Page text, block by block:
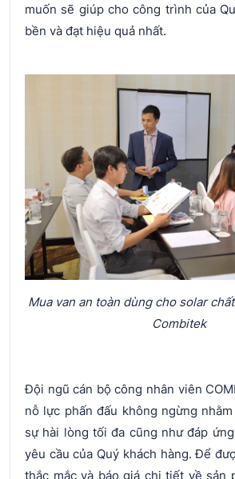
muốn sẽ giúp cho công trình của
bền và đạt hiệu quả nhất.
Mua van an toàn dùng cho solar
Combitek
Đội ngũ cán bộ công nhân viên
nỗ lực phấn đấu không ngừng
sự hài lòng tối đa cũng như đáp
yêu cầu của Quý khách hàng. Để
thắc mắc và báo giá chi tiết về sản